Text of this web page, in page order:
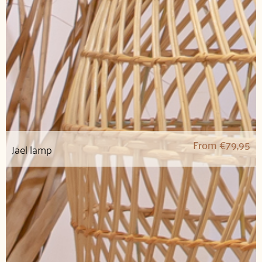
Jael lamp From€79,95